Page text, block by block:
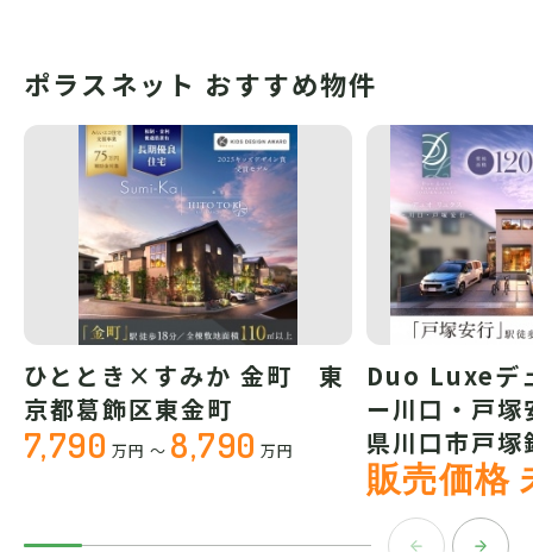
ポラスネット おすすめ物件
ひととき×すみか 金町 東
京都葛飾区東金町
7,790 万円 ～ 8,790 万円
Duo Luxeデ
ー川口・戸
県川口市戸塚
販売価格